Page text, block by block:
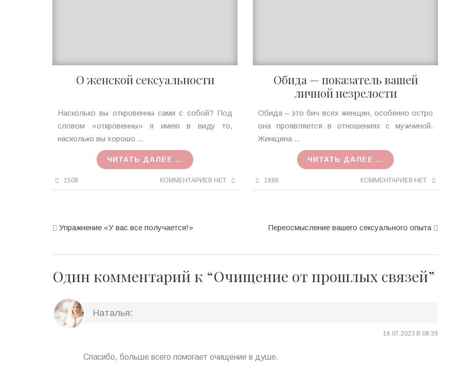
О женской сексуальности
Ирина
MagicTantra
04.11.2015
Насколько вы откровенны сами с собой? Под
словом «откровенны» я имею в виду то,
насколько вы хорошо ...
ЧИТАТЬ ДАЛЕЕ ...
1508 КОММЕНТАРИЕВ НЕТ
Обида — показатель вашей
личной незрелости
Ирина
MagicTantra
01.12.2016
Обида – это бич всех женщин, особенно остро
она проявляется в отношениях с мужчиной.
Женщина ...
ЧИТАТЬ ДАЛЕЕ ...
1898 КОММЕНТАРИЕВ НЕТ
Упражнение «У вас все получается!» Переосмысление вашего сексуального опыта
Один комментарий к “Очищение от прошлых связей”
Наталья:
16.07.2023 В 08:39
Спасибо, больше всего помогает очищение в душе.